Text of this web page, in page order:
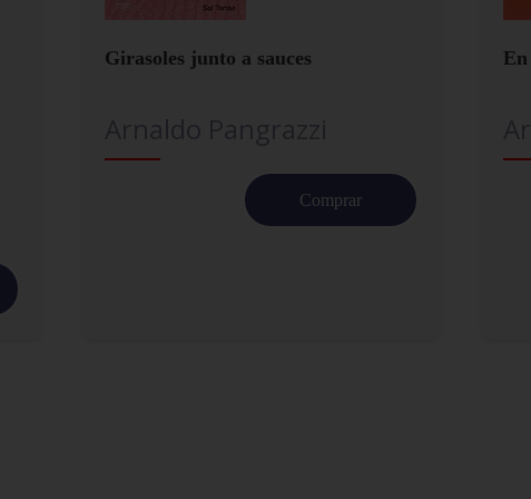
Girasoles junto a sauces
Comprar